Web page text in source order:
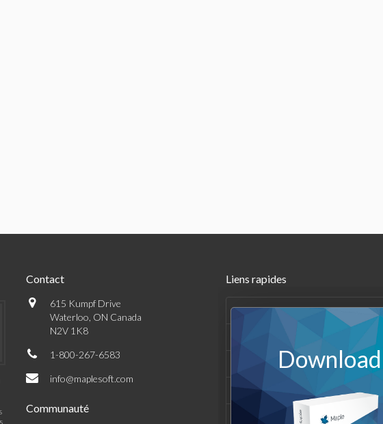
Contact
615 Kumpf Drive
Waterloo, ON Canada
N2V 1K8
1-800-267-6583
info@maplesoft.com
Communauté
Liens rapides
Produits
Support et Ressources
Entreprise